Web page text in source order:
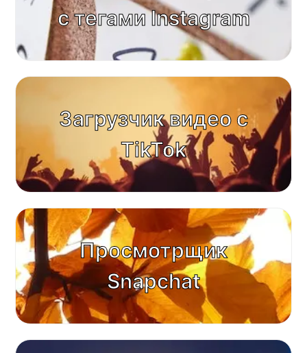
с тегами Instagram
Загрузчик видео с
TikTok
Просмотрщик
Snapchat